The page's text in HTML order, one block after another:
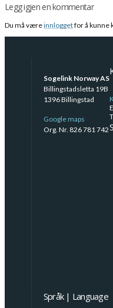
Legg igjen en kommentar
Du må væreinnloggetfor å kunne
Sogelink Norway AS
Billingstadsletta 19B
1396 Billingstad
Google maps
Org. Nr. 826 781 742
Språk | Language